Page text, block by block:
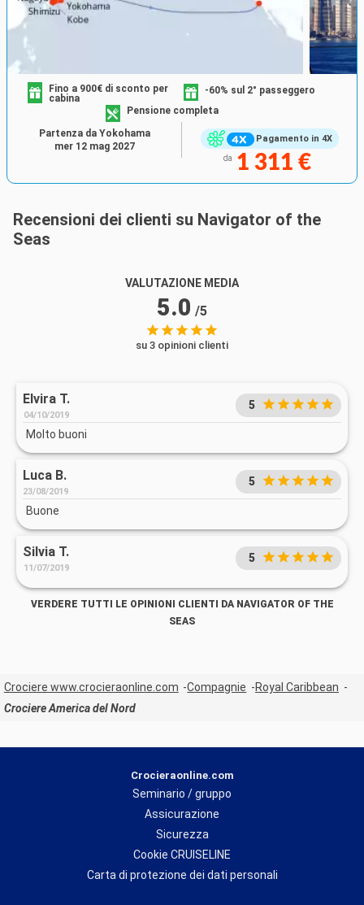
Pagamento in 4X
Fino a 900€ di sconto per
cabina
-60% sul 2° passeggero
Pensione completa
da 1 311 €
Partenza da Yokohama
mer 12 mag 2027
Recensioni dei clienti su Navigator of the
Seas
VALUTAZIONE MEDIA
5.0 /5
su 3 opinioni clienti
Elvira T.
04/10/2019
5
Molto buoni
Luca B.
23/08/2019
5
Buone
Silvia T.
11/07/2019
5
VERDERE TUTTI LE OPINIONI CLIENTI DA NAVIGATOR OF THE
SEAS
Crociere www.crocieraonline.com Compagnie
Royal Caribbean
Crociere America del Nord
Crocieraonline.com
Seminario / gruppo
Assicurazione
Sicurezza
Cookie CRUISELINE
Carta di protezione dei dati personali